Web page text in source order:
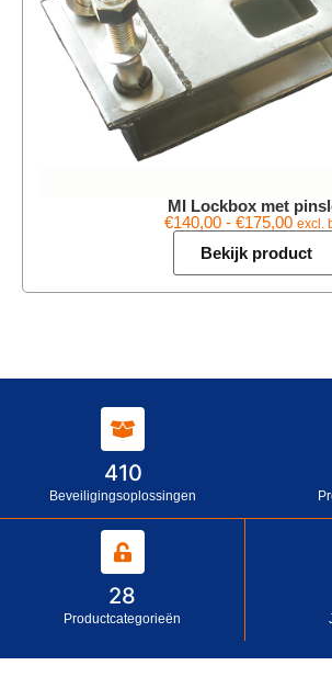
MI Lockbox met
€140,00 - €175,00 excl.
Bekijk product
410
Beveiligingsoplossingen
28
Productcategorieën